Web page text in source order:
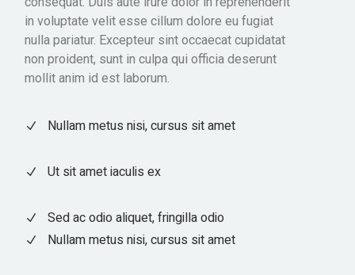
in voluptate velit esse cillum dolore eu fugiat
nulla pariatur. Excepteur sint occaecat cupidatat
non proident, sunt in culpa qui officia deserunt
mollit anim id est laborum.
Nullam metus nisi, cursus sit amet
Ut sit amet iaculis ex
Sed ac odio aliquet, fringilla odio
Nullam metus nisi, cursus sit amet